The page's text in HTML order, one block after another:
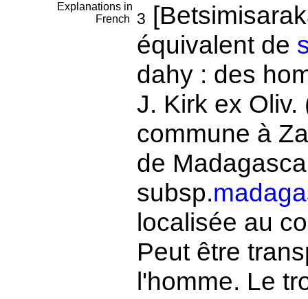
Explanations in
French
3
équivalent de
dahy : des
J. Kirk ex
commune à
de
subsp.
localisée au
Peut être
l'homme. Le